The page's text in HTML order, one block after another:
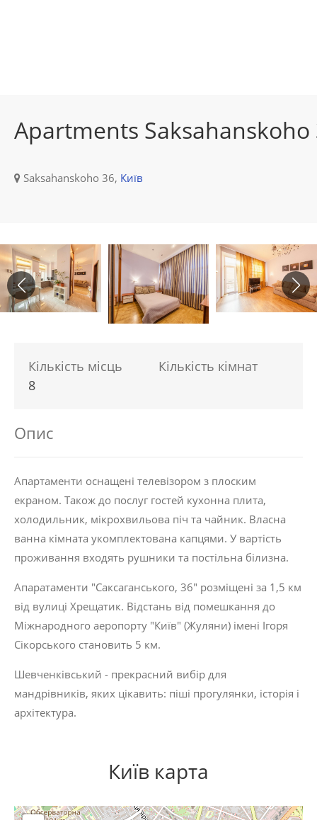
Apartments Saksahanskoho
Saksahanskoho 36, Київ
Кількість місць
8
Кількість кімнат
Опис
Апартаменти оснащені телевізором з плоским
екраном. Також до послуг гостей кухонна плита,
холодильник, мікрохвильова піч та чайник. Власна
ванна кімната укомплектована капцями. У вартість
проживання входять рушники та постільна білизна.
Апаратаменти "Саксаганського, 36" розміщені за 1,5 км
від вулиці Хрещатик. Відстань від помешкання до
Міжнародного аеропорту "Київ" (Жуляни) імені Ігоря
Сікорського становить 5 км.
Шевченківський - прекрасний вибір для
мандрівників, яких цікавить: піші прогулянки, історія і
архітектура.
Київ карта